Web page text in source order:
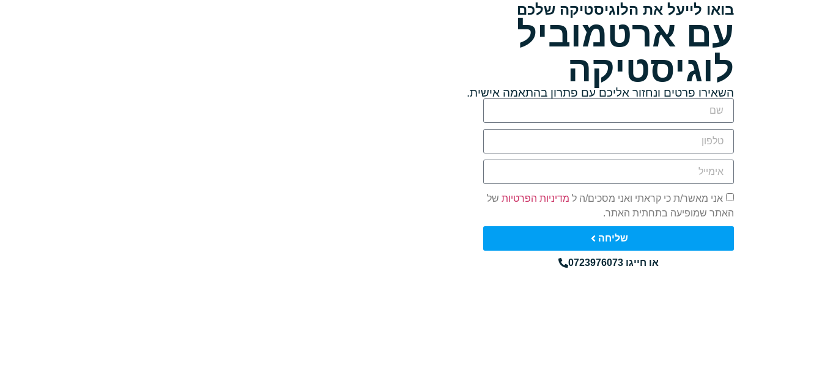
בואו לייעל את הלוגיסטיקה שלכם
עם ארטמוביל
לוגיסטיקה
השאירו פרטים ונחזור אליכם עם פתרון בהתאמה אישית.
אני מאשר/ת כי קראתי ואני מסכים/ה ל מדיניות הפרטיות של
האתר שמופיעה בתחתית האתר.
שליחה
או חייגו 0723976073